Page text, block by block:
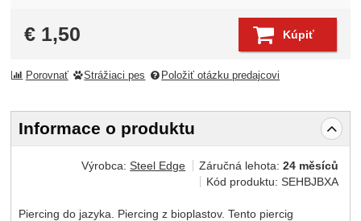
€ 1,50 Kúpiť
Porovnať Strážiaci pes Položiť otázku predajcovi
Informace o produktu
Výrobca:Steel Edge Záručná lehota:24 měsíců
Kód produktu:SEHBJBXA
Piercing do jazyka. Piercing z bioplastov. Tento piercig